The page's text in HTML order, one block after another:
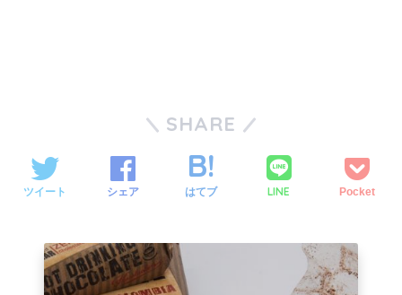
SHARE
ツイート シェア はてブ LINE Pocket